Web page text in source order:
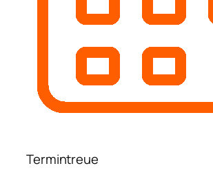
Termintreue